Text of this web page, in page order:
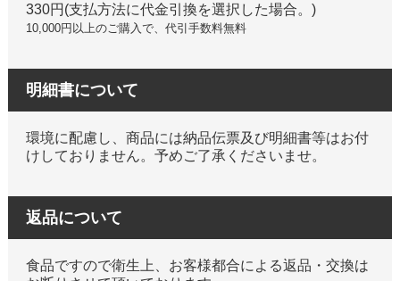
330円(支払方法に代金引換を選択した場合。)
10,000円以上のご購入で、代引手数料無料
明細書について
環境に配慮し、商品には納品伝票及び明細書等はお付
けしておりません。予めご了承くださいませ。
返品について
食品ですので衛生上、お客様都合による返品・交換は